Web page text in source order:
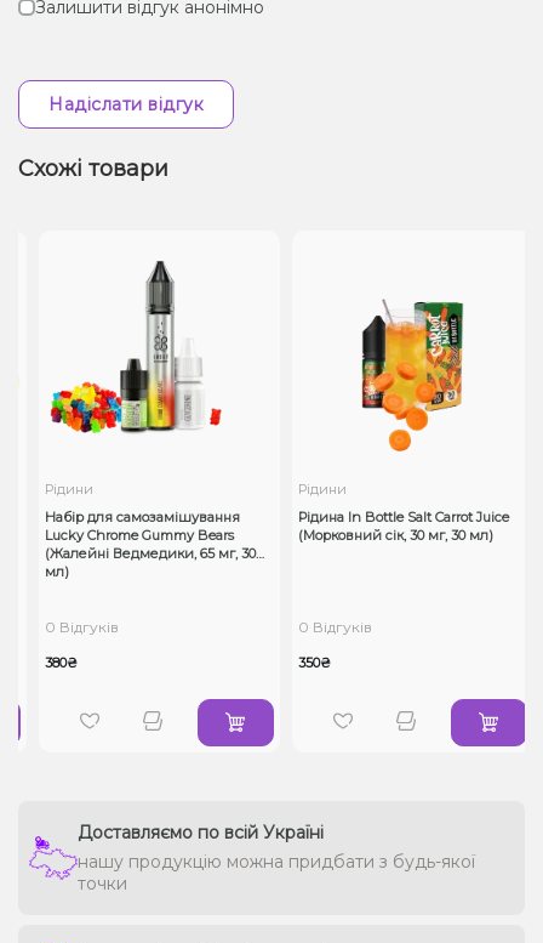
Залишити відгук анонімно
Надіслати відгук
Схожі товари
Рідини
Набір для самозамішування
Lucky Chrome Gummy Bears
(Жалейні Ведмедики, 65 мг, 30
мл)
0 Відгуків
380₴
Рідини
Рідина In Bottle Salt Carrot Juice
(Морковний сік, 30 мг, 30 мл)
0 Відгуків
350₴
Доставляємо по всій Україні
нашу продукцію можна придбати з будь-якої
точки